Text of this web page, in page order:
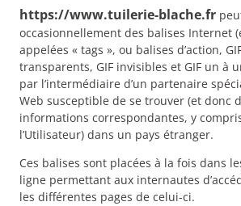
https://www.tuilerie-blache.fr
occasionnellement des balises Internet
appelées « tags », ou balises d’action,
transparents, GIF invisibles et GIF un à
par l’intermédiaire d’un partenaire
Web susceptible de se trouver (et donc
informations correspondantes, y
l’Utilisateur) dans un pays étranger.
Ces balises sont placées à la fois dans
ligne permettant aux internautes
les différentes pages de celui-ci.